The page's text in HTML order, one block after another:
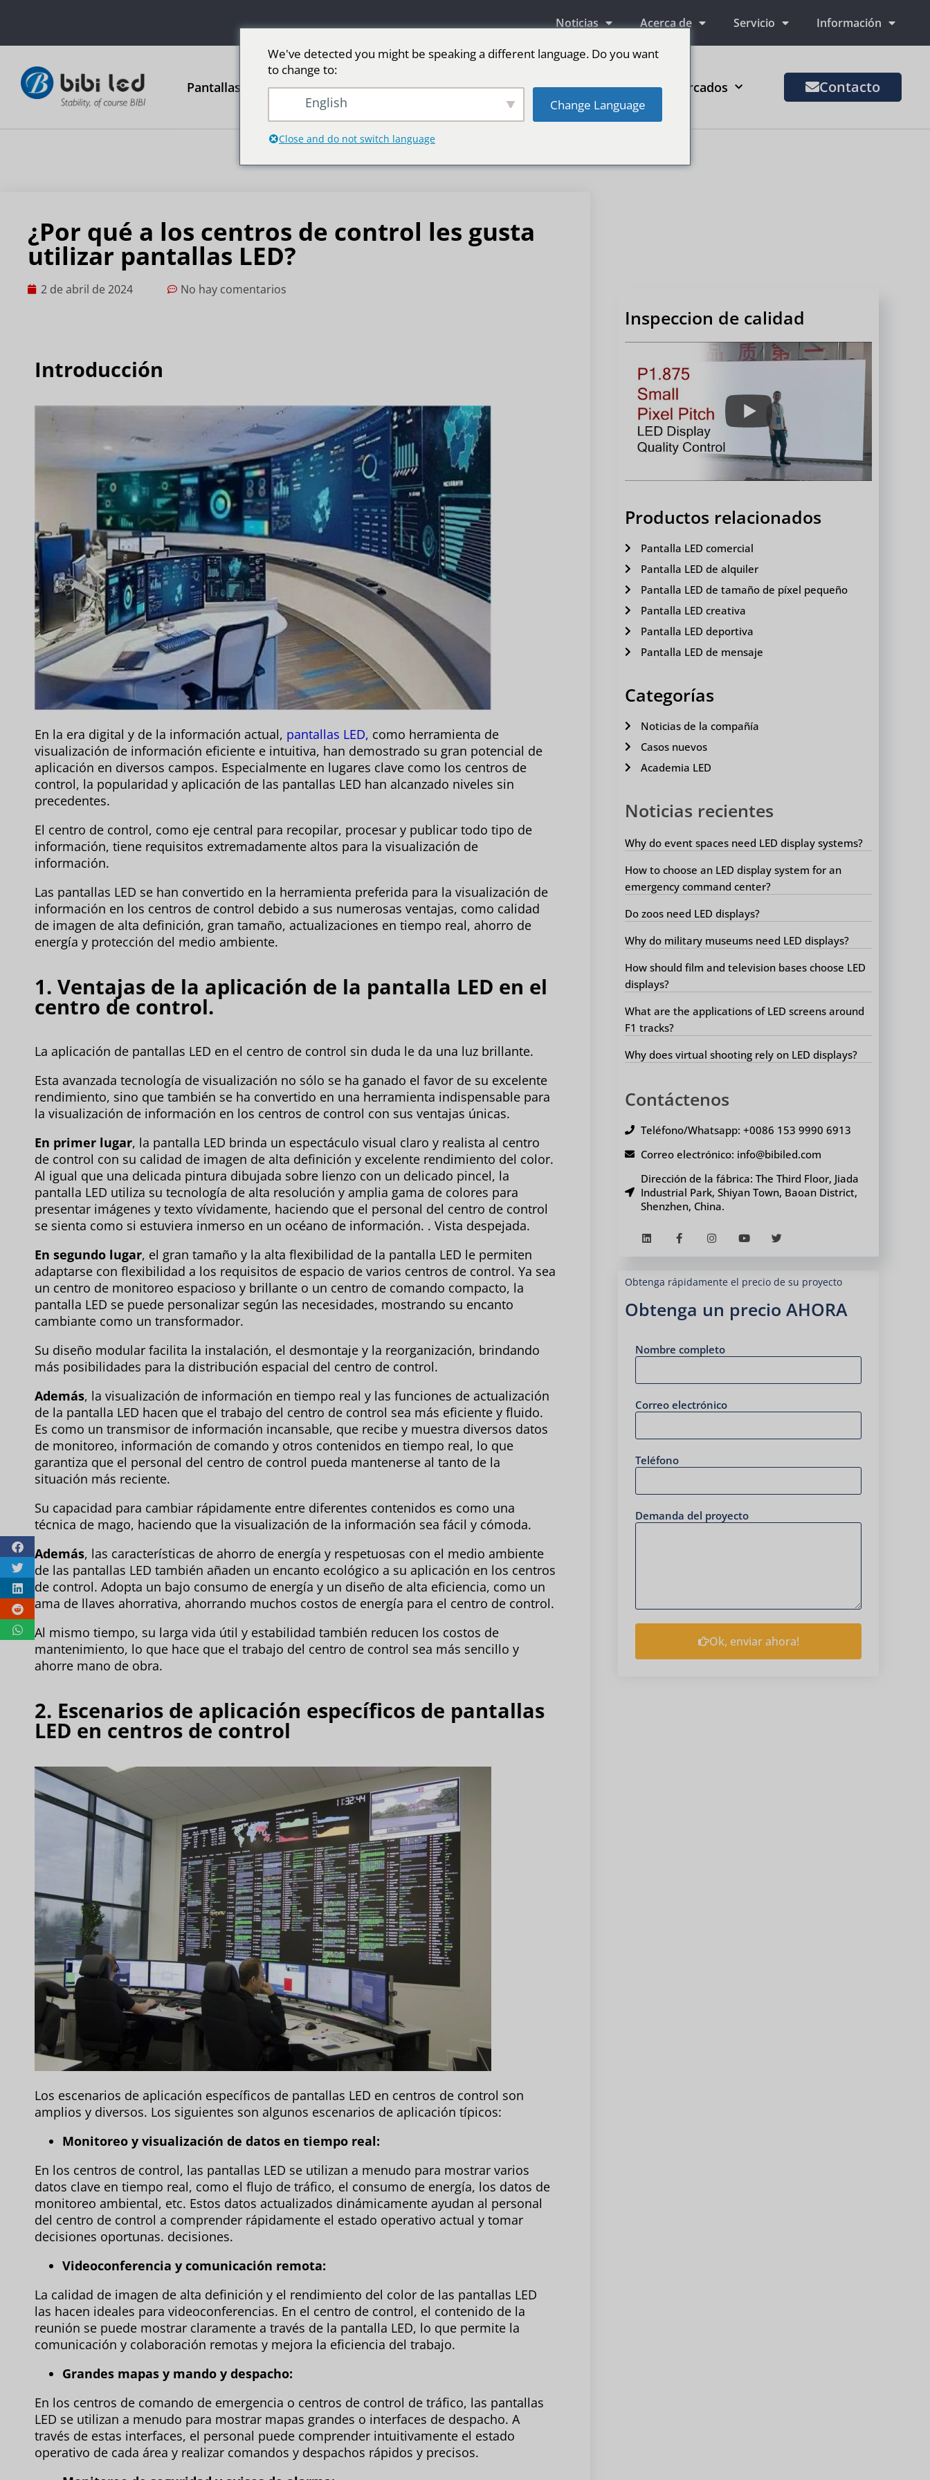
Noticias Acerca de Servicio Información
Pantallas publicitarias LED Pantalla LED para escenario Deporte Más mercados Contacto
¿Por qué a los centros de control les gusta
utilizar pantallas LED?
2 de abril de 2024 No hay comentarios
Introducción
En la era digital y de la información actual, pantallas LED, como herramienta de
visualización de información eficiente e intuitiva, han demostrado su gran potencial de
aplicación en diversos campos. Especialmente en lugares clave como los centros de
control, la popularidad y aplicación de las pantallas LED han alcanzado niveles sin
precedentes.
El centro de control, como eje central para recopilar, procesar y publicar todo tipo de
información, tiene requisitos extremadamente altos para la visualización de
información.
Las pantallas LED se han convertido en la herramienta preferida para la visualización de
información en los centros de control debido a sus numerosas ventajas, como calidad
de imagen de alta definición, gran tamaño, actualizaciones en tiempo real, ahorro de
energía y protección del medio ambiente.
1. Ventajas de la aplicación de la pantalla LED en el
centro de control.
La aplicación de pantallas LED en el centro de control sin duda le da una luz brillante.
Esta avanzada tecnología de visualización no sólo se ha ganado el favor de su excelente
rendimiento, sino que también se ha convertido en una herramienta indispensable para
la visualización de información en los centros de control con sus ventajas únicas.
En primer lugar, la pantalla LED brinda un espectáculo visual claro y realista al centro
de control con su calidad de imagen de alta definición y excelente rendimiento del color.
Al igual que una delicada pintura dibujada sobre lienzo con un delicado pincel, la
pantalla LED utiliza su tecnología de alta resolución y amplia gama de colores para
presentar imágenes y texto vívidamente, haciendo que el personal del centro de control
se sienta como si estuviera inmerso en un océano de información. . Vista despejada.
En segundo lugar, el gran tamaño y la alta flexibilidad de la pantalla LED le permiten
adaptarse con flexibilidad a los requisitos de espacio de varios centros de control. Ya sea
un centro de monitoreo espacioso y brillante o un centro de comando compacto, la
pantalla LED se puede personalizar según las necesidades, mostrando su encanto
cambiante como un transformador.
Su diseño modular facilita la instalación, el desmontaje y la reorganización, brindando
más posibilidades para la distribución espacial del centro de control.
Además, la visualización de información en tiempo real y las funciones de actualización
de la pantalla LED hacen que el trabajo del centro de control sea más eficiente y fluido.
Es como un transmisor de información incansable, que recibe y muestra diversos datos
de monitoreo, información de comando y otros contenidos en tiempo real, lo que
garantiza que el personal del centro de control pueda mantenerse al tanto de la
situación más reciente.
Su capacidad para cambiar rápidamente entre diferentes contenidos es como una
técnica de mago, haciendo que la visualización de la información sea fácil y cómoda.
Además, las características de ahorro de energía y respetuosas con el medio ambiente
de las pantallas LED también añaden un encanto ecológico a su aplicación en los centros
de control. Adopta un bajo consumo de energía y un diseño de alta eficiencia, como un
ama de llaves ahorrativa, ahorrando muchos costos de energía para el centro de control.
Al mismo tiempo, su larga vida útil y estabilidad también reducen los costos de
mantenimiento, lo que hace que el trabajo del centro de control sea más sencillo y
ahorre mano de obra.
2. Escenarios de aplicación específicos de pantallas
LED en centros de control
Los escenarios de aplicación específicos de pantallas LED en centros de control son
amplios y diversos. Los siguientes son algunos escenarios de aplicación típicos:
Monitoreo y visualización de datos en tiempo real:
En los centros de control, las pantallas LED se utilizan a menudo para mostrar varios
datos clave en tiempo real, como el flujo de tráfico, el consumo de energía, los datos de
monitoreo ambiental, etc. Estos datos actualizados dinámicamente ayudan al personal
del centro de control a comprender rápidamente el estado operativo actual y tomar
decisiones oportunas. decisiones.
Videoconferencia y comunicación remota:
La calidad de imagen de alta definición y el rendimiento del color de las pantallas LED
las hacen ideales para videoconferencias. En el centro de control, el contenido de la
reunión se puede mostrar claramente a través de la pantalla LED, lo que permite la
comunicación y colaboración remotas y mejora la eficiencia del trabajo.
Grandes mapas y mando y despacho:
En los centros de comando de emergencia o centros de control de tráfico, las pantallas
LED se utilizan a menudo para mostrar mapas grandes o interfaces de despacho. A
través de estas interfaces, el personal puede comprender intuitivamente el estado
operativo de cada área y realizar comandos y despachos rápidos y precisos.
Inspeccion de calidad
Productos relacionados
Pantalla LED comercial
Pantalla LED de alquiler
Pantalla LED de tamaño de píxel pequeño
Pantalla LED creativa
Pantalla LED deportiva
Pantalla LED de mensaje
Categorías
Noticias de la compañía
Casos nuevos
Academia LED
Noticias recientes
Why do event spaces need LED display systems?
How to choose an LED display system for an
emergency command center?
Do zoos need LED displays?
Why do military museums need LED displays?
How should film and television bases choose LED
displays?
What are the applications of LED screens around
F1 tracks?
Why does virtual shooting rely on LED displays?
Contáctenos
Teléfono/Whatsapp: +0086 153 9990 6913
Correo electrónico: info@bibiled.com
Dirección de la fábrica: The Third Floor, Jiada
Industrial Park, Shiyan Town, Baoan District,
Shenzhen, China.
Obtenga rápidamente el precio de su proyecto
Obtenga un precio AHORA
Nombre completo
Correo electrónico
Teléfono
Demanda del proyecto
Ok, enviar ahora!
We've detected you might be speaking a different language. Do you want
to change to:
English Change Language
Close and do not switch language